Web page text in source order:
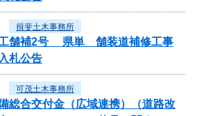
揖斐土木事務所
工舗補2号 県単 舗装道補修工事
札公告
可茂土木事務所
合交付金（広域連携）（道路改